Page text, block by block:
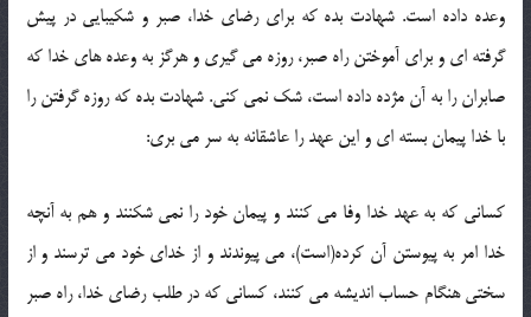
وعده داده است. شهادت بده که برای رضای خدا، صبر و شکیبایی در پیش
گرفته ای و برای آموختن راه صبر، روزه می گیری و هرگز به وعده های خدا که
صابران را به آن مژده داده است، شک نمی کنی. شهادت بده که روزه گرفتن را
با خدا پیمان بسته ای و این عهد را عاشقانه به سر می بری:
کسانی که به عهد خدا وفا می کنند و پیمان خود را نمی شکنند و هم به آنچه
خدا امر به پیوستن آن کرده(است)، می پیوندند و از خدای خود می ترسند و از
سختی هنگام حساب اندیشه می کنند، کسانی که در طلب رضای خدا، راه صبر